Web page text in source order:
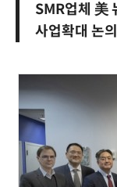
SMR업체 美
사업확대 논의